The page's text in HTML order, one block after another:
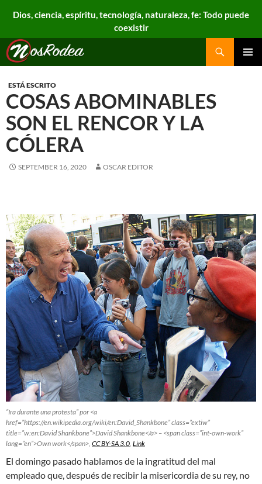
Dios, ciencia, espíritu, tecnología, naturaleza, fe: Todo puede
coexistir
Nos Rodea
Search
ESTÁ ESCRITO
COSAS ABOMINABLES
SON EL RENCOR Y LA
CÓLERA
SEPTEMBER 16, 2020 OSCAR EDITOR
“Ira durante una protesta” por <a
href=”https://en.wikipedia.org/wiki/en:David_Shankbone” class=”extiw”
title=”w:en:David Shankbone”>David Shankbone</a> – <span class=”int-own-work”
lang=”en”>Own work</span>, CC BY-SA 3.0, Link
El domingo pasado hablamos de la ingratitud del mal
empleado que, después de recibir la misericordia de su rey, no